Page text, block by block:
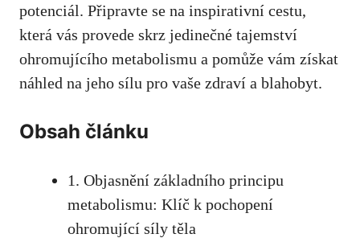
potenciál. Připravte se na inspirativní cestu,
která vás provede skrz jedinečné tajemství⁤
ohromujícího metabolismu a pomůže vám získat
náhled na ​jeho sílu pro vaše zdraví a blahobyt.
Obsah článku
1. Objasnění základního principu​
metabolismu: Klíč⁢ k pochopení
ohromující ‍síly těla